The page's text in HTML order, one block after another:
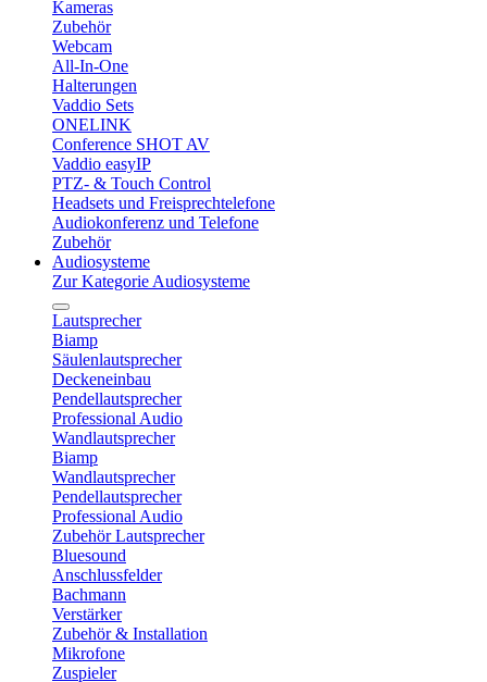
Kameras
Zubehör
Webcam
All-In-One
Halterungen
Vaddio Sets
ONELINK
Conference SHOT AV
Vaddio easyIP
PTZ- & Touch Control
Headsets und Freisprechtelefone
Audiokonferenz und Telefone
Zubehör
Audiosysteme
Zur Kategorie Audiosysteme
Lautsprecher
Biamp
Säulenlautsprecher
Deckeneinbau
Pendellautsprecher
Professional Audio
Wandlautsprecher
Biamp
Wandlautsprecher
Pendellautsprecher
Professional Audio
Zubehör Lautsprecher
Bluesound
Anschlussfelder
Bachmann
Verstärker
Zubehör & Installation
Mikrofone
Zuspieler